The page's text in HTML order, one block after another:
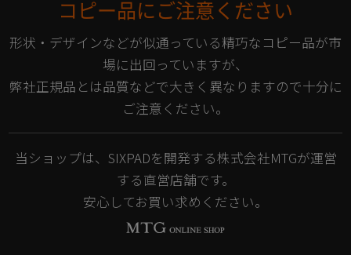
コピー品にご注意ください
形状・デザインなどが似通っている精巧なコピー品が市
場に出回っていますが、
弊社正規品とは品質などで大きく異なりますので十分に
ご注意ください。
当ショップは、SIXPADを開発する株式会社MTGが運営
する直営店舗です。
安心してお買い求めください。